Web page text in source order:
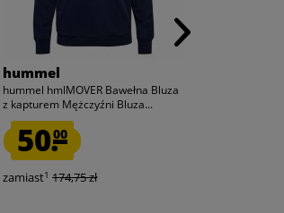
hummel
hummel hmlMOVER Bawełna Bluza
z kapturem Mężczyźni Bluza...
50.00
zamiast1 174,75 zł